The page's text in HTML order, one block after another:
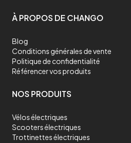
À PROPOS DE CHANGO
Blog
Conditions générales de vente
Politique de confidentialité
Référencer vos produits
NOS PRODUITS
Vélos électriques
Scooters électriques
Trottinettes électriques